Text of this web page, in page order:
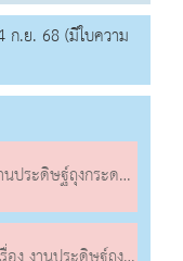
ก.ย. 68 (มีใบความ
ระดิษฐ์ถุงกระดาษ